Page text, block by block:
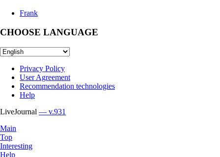
Frank
CHOOSE LANGUAGE
Privacy Policy
User Agreement
Recommendation technologies
Help
LiveJournal — v.931
Main
Top
Interesting
Help